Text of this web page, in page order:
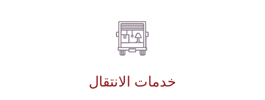
خدمات الانتقال